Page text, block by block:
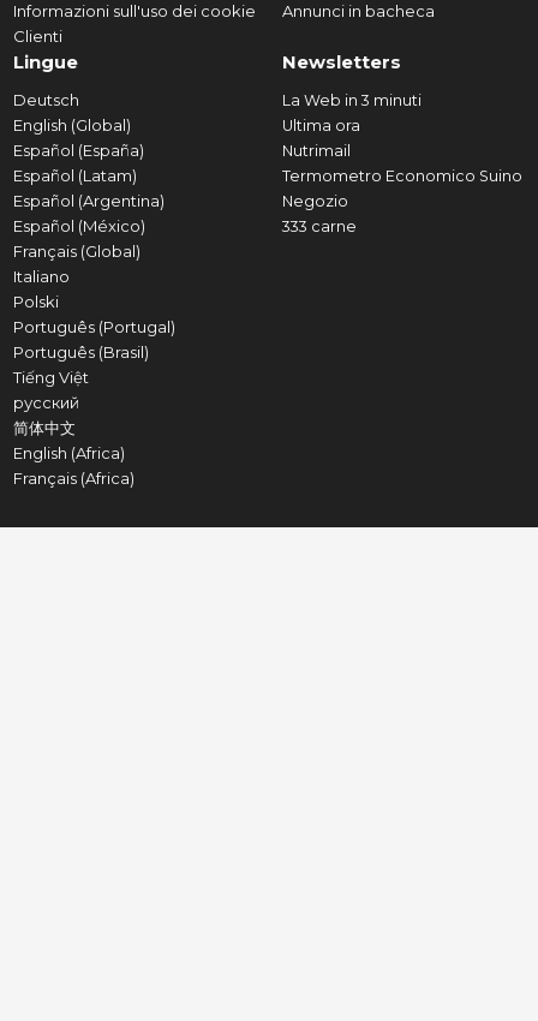
Informazioni sull'uso dei cookie
Clienti
Annunci in bacheca
Lingue
Deutsch
English (Global)
Español (España)
Español (Latam)
Español (Argentina)
Español (México)
Français (Global)
Italiano
Polski
Português (Portugal)
Português (Brasil)
Tiếng Việt
русский
简体中文
English (Africa)
Français (Africa)
Newsletters
La Web in 3 minuti
Ultima ora
Nutrimail
Termometro Economico Suino
Negozio
333 carne